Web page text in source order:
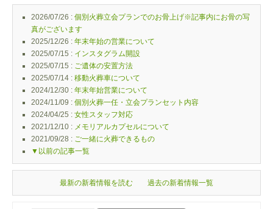
2026/07/26 : 個別火葬立会プランでのお骨上げ※記事内にお骨の写
真がございます
2025/12/26 : 年末年始の営業について
2025/07/15 : インスタグラム開設
2025/07/15 : ご遺体の安置方法
2025/07/14 : 移動火葬車について
2024/12/30 : 年末年始営業について
2024/11/09 : 個別火葬一任・立会プランセット内容
2024/04/25 : 女性スタッフ対応
2021/12/10 : メモリアルカプセルについて
2021/09/28 : ご一緒に火葬できるもの
▼以前の記事一覧
最新の新着情報を読む 過去の新着情報一覧